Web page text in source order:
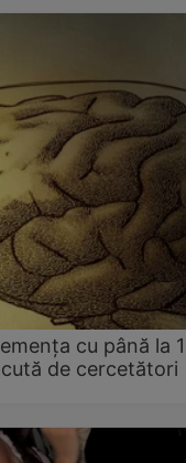
cu până la
de cercetători